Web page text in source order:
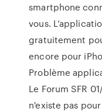
smartphone
vous.
gratuitement
encore pour
Problème
Le Forum SFR
n'existe pas